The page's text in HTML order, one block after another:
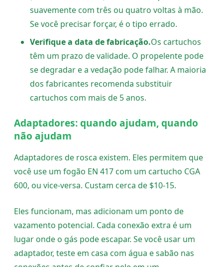
suavemente com três ou quatro voltas à mão.
Se você precisar forçar, é o tipo errado.
Verifique a data de fabricação.Os cartuchos
têm um prazo de validade. O propelente pode
se degradar e a vedação pode falhar. A maioria
dos fabricantes recomenda substituir
cartuchos com mais de 5 anos.
Adaptadores: quando ajudam, quando
não ajudam
Adaptadores de rosca existem. Eles permitem que
você use um fogão EN 417 com um cartucho CGA
600, ou vice-versa. Custam cerca de $10-15.
Eles funcionam, mas adicionam um ponto de
vazamento potencial. Cada conexão extra é um
lugar onde o gás pode escapar. Se você usar um
adaptador, teste em casa com água e sabão nas